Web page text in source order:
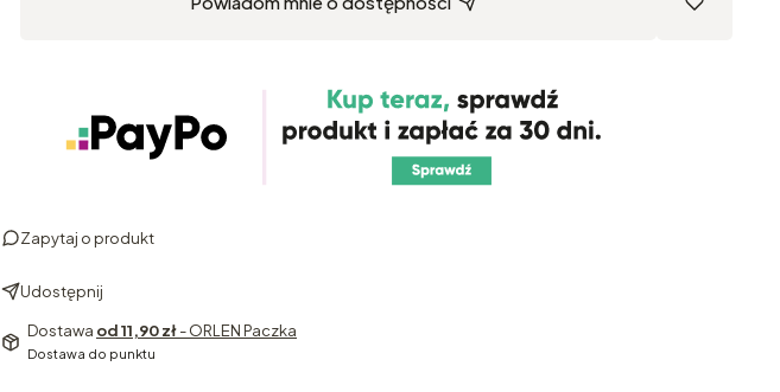
Zapytaj o produkt
Udostępnij
Dostawa od 11,90 zł- ORLEN Paczka
Dostawa do punktu